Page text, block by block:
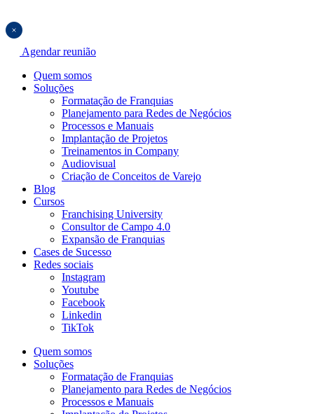
Agendar reunião
Quem somos
Soluções
Formatação de Franquias
Planejamento para Redes de Negócios
Processos e Manuais
Implantação de Projetos
Treinamentos in Company
Audiovisual
Criação de Conceitos de Varejo
Blog
Cursos
Franchising University
Consultor de Campo 4.0
Expansão de Franquias
Cases de Sucesso
Redes sociais
Instagram
Youtube
Facebook
Linkedin
TikTok
Quem somos
Soluções
Formatação de Franquias
Planejamento para Redes de Negócios
Processos e Manuais